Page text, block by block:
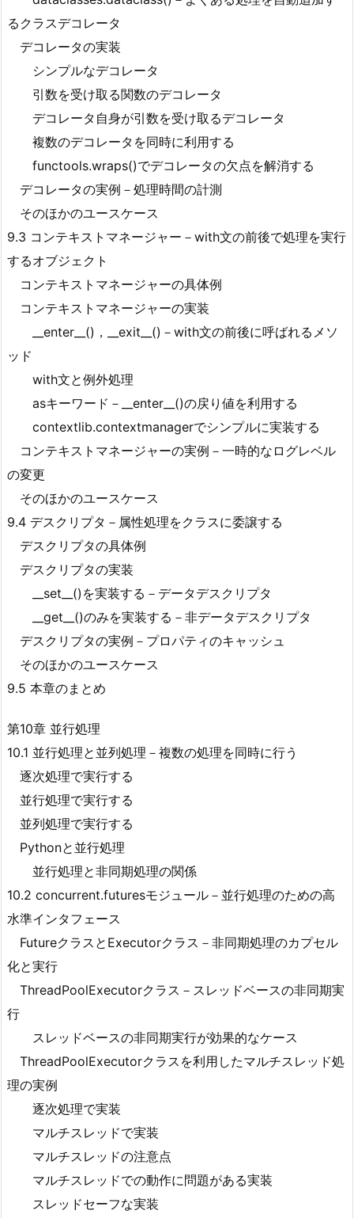
るクラスデコレータ
デコレータの実装
シンプルなデコレータ
引数を受け取る関数のデコレータ
デコレータ自身が引数を受け取るデコレータ
複数のデコレータを同時に利用する
functools.wraps()でデコレータの欠点を解消する
デコレータの実例－処理時間の計測
そのほかのユースケース
9.3 コンテキストマネージャー－with文の前後で処理を実行
するオブジェクト
コンテキストマネージャーの具体例
コンテキストマネージャーの実装
__enter__()，__exit__()－with文の前後に呼ばれるメソ
ッド
with文と例外処理
asキーワード－__enter__()の戻り値を利用する
contextlib.contextmanagerでシンプルに実装する
コンテキストマネージャーの実例－一時的なログレベル
の変更
そのほかのユースケース
9.4 デスクリプタ－属性処理をクラスに委譲する
デスクリプタの具体例
デスクリプタの実装
__set__()を実装する－データデスクリプタ
__get__()のみを実装する－非データデスクリプタ
デスクリプタの実例－プロパティのキャッシュ
そのほかのユースケース
9.5 本章のまとめ
第10章 並行処理
10.1 並行処理と並列処理－複数の処理を同時に行う
逐次処理で実行する
並行処理で実行する
並列処理で実行する
Pythonと並行処理
並行処理と非同期処理の関係
10.2 concurrent.futuresモジュール－並行処理のための高
水準インタフェース
FutureクラスとExecutorクラス－非同期処理のカプセル
化と実行
ThreadPoolExecutorクラス－スレッドベースの非同期実
行
スレッドベースの非同期実行が効果的なケース
ThreadPoolExecutorクラスを利用したマルチスレッド処
理の実例
逐次処理で実装
マルチスレッドで実装
マルチスレッドの注意点
マルチスレッドでの動作に問題がある実装
スレッドセーフな実装